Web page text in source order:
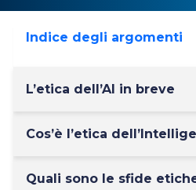
Indice degli argomenti
L’etica dell’AI in breve
Cos’è l’etica
Quali sono le sfide